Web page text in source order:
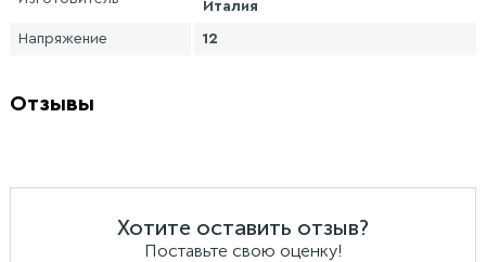
Италия
Напряжение 12
Отзывы
Хотите оставить отзыв?
Поставьте свою оценку!